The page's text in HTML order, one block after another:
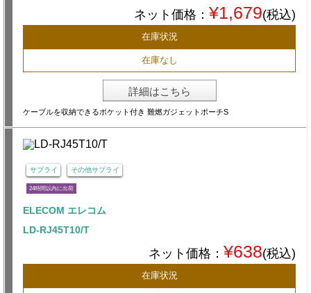
ネット価格： ¥1,679(税込)
在庫状況
在庫なし
詳細はこちら
ケーブルを収納できるポケット付き 難燃ガジェットポーチS
サプライ その他サプライ
24時間以内に出荷
ELECOM エレコム
LD-RJ45T10/T
ネット価格： ¥638(税込)
在庫状況